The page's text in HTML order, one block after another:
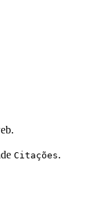
Citações.